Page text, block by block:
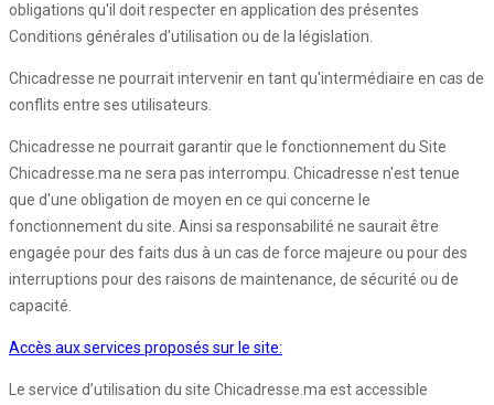
obligations qu'il doit respecter en application des présentes
Conditions générales d'utilisation ou de la législation.
Chicadresse ne pourrait intervenir en tant qu'intermédiaire en cas de
conflits entre ses utilisateurs.
Chicadresse ne pourrait garantir que le fonctionnement du Site
Chicadresse.ma ne sera pas interrompu. Chicadresse n'est tenue
que d'une obligation de moyen en ce qui concerne le
fonctionnement du site. Ainsi sa responsabilité ne saurait être
engagée pour des faits dus à un cas de force majeure ou pour des
interruptions pour des raisons de maintenance, de sécurité ou de
capacité.
Accès aux services proposés sur le site:
Le service d’utilisation du site Chicadresse.ma est accessible